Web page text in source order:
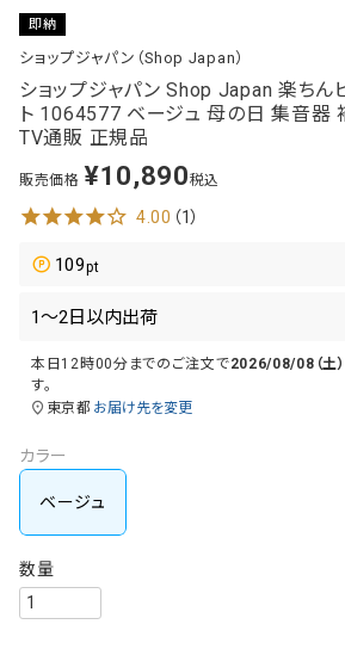
即納
ショップジャパン（Shop Japan）
ショップジャパン Shop Japan 楽ちん
ト 1064577 ベージュ 母の日 集音器
TV通販 正規品
販売価格 ¥10,890税込
4.00 （1）
109
本日12時00分 までのご注文で2026/08/08（土）
す。
東京都 お届け先を変更
カラー
ベージュ